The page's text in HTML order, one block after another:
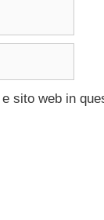
sito web in